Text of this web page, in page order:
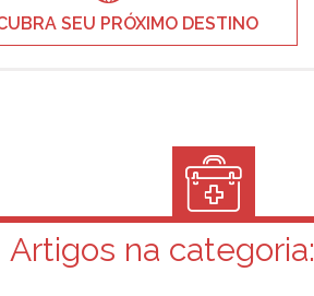
SEU PRÓXIMO DESTINO
Artigos na categoria: